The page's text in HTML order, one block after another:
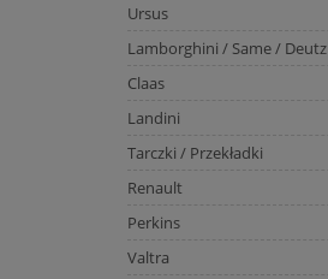
Ursus
Lamborghini / Same / Deutz
Claas
Landini
Tarczki / Przekładki
Renault
Perkins
Valtra